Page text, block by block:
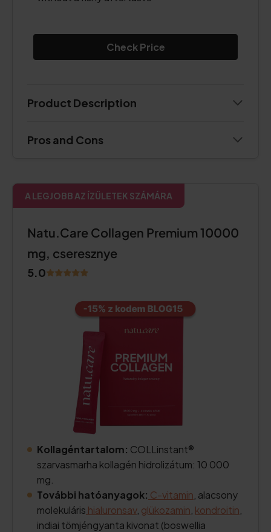
Check Price
Product Description
Pros and Cons
A LEGJOBB AZ ÍZÜLETEK SZÁMÁRA
Natu.Care Collagen Premium 10000
mg, cseresznye
5.0
Kollagéntartalom: COLLinstant®
szarvasmarha kollagén hidrolizátum: 10 000
mg.
További hatóanyagok: C-vitamin , alacsony
molekuláris hialuronsav, glükozamin kondroitin
indiai tömjéngyanta kivonat (boswellia